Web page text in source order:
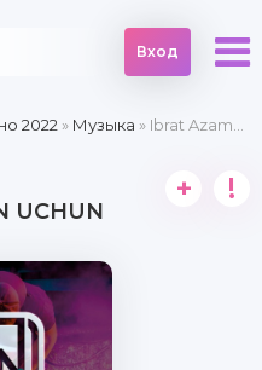
Вход
2022 » Музыка » Ibrat Azamatov - Sen uchun
UCHUN
+ !